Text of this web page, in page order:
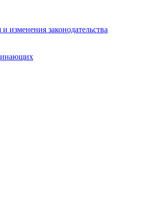
изменения законодательства